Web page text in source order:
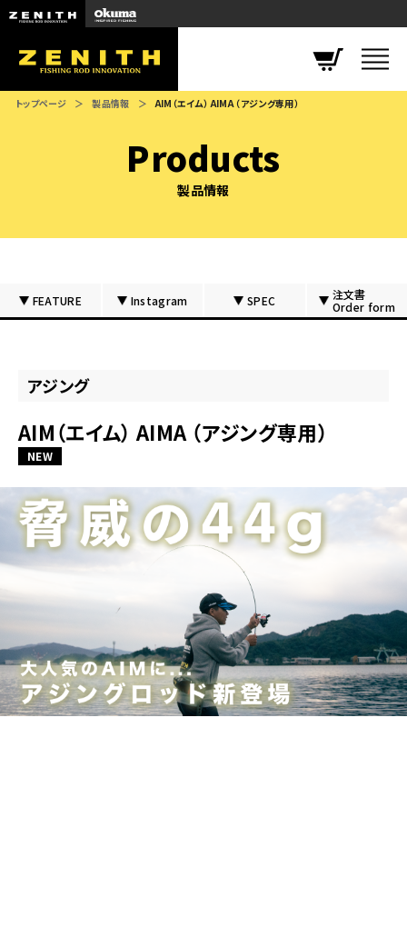
トップページ 製品情報 AIM（エイム） AIMA （アジング専用）
Products
製品情報
FEATURE Instagram SPEC
注文書
Order form
アジング
AIM（エイム） AIMA （アジング専用）
NEW